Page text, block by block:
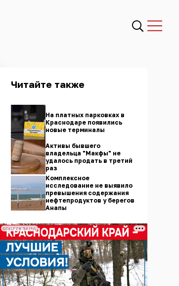
Читайте также
На платных парковках в
Краснодаре появились
новые терминалы
Активы бывшего
владельца "Макфы" не
удалось продать в третий
раз
Комплексное
исследование не выявило
превышения содержания
нефтепродуктов у берегов
Анапы
СОЦРЕКЛАМА